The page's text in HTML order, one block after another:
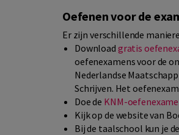
Oefenen voor de
Er zijn verschillende
Download gratis
oefenexamens voor de
Nederlandse
Schrijven. Het
Doe de KNM-
Kijk op de website van
Bij de taalschool kun je